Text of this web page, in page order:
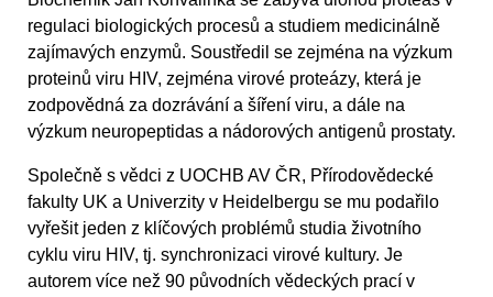
regulaci biologických procesů a studiem medicinálně
zajímavých enzymů. Soustředil se zejména na výzkum
proteinů viru HIV, zejména virové proteázy, která je
zodpovědná za dozrávání a šíření viru, a dále na
výzkum neuropeptidas a nádorových antigenů prostaty.
Společně s vědci z UOCHB AV ČR, Přírodovědecké
fakulty UK a Univerzity v Heidelbergu se mu podařilo
vyřešit jeden z klíčových problémů studia životního
cyklu viru HIV, tj. synchronizaci virové kultury. Je
autorem více než 90 původních vědeckých prací v